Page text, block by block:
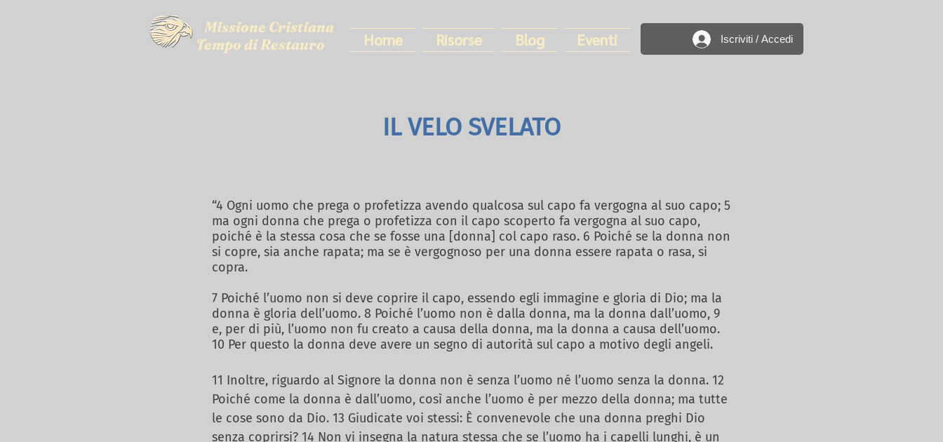
Missione Cristiana
Tempo di Restauro
Home Risorse Blog Eventi Iscriviti / Accedi
IL VELO SVELATO
“4 Ogni uomo che prega o profetizza avendo qualcosa sul capo fa vergogna al suo capo; 5
ma ogni donna che prega o profetizza con il capo scoperto fa vergogna al suo capo,
poiché è la stessa cosa che se fosse una [donna] col capo raso. 6 Poiché se la donna non
si copre, sia anche rapata; ma se è vergognoso per una donna essere rapata o rasa, si
copra.
7 Poiché l’uomo non si deve coprire il capo, essendo egli immagine e gloria di Dio; ma la
donna è gloria dell’uomo. 8 Poiché l’uomo non è dalla donna, ma la donna dall’uomo, 9
e, per di più, l’uomo non fu creato a causa della donna, ma la donna a causa dell’uomo.
10 Per questo la donna deve avere un segno di autorità sul capo a motivo degli angeli.
11 Inoltre, riguardo al Signore la donna non è senza l’uomo né l’uomo senza la donna. 12
Poiché come la donna è dall’uomo, così anche l’uomo è per mezzo della donna; ma tutte
le cose sono da Dio. 13 Giudicate voi stessi: È convenevole che una donna preghi Dio
senza coprirsi? 14 Non vi insegna la natura stessa che se l’uomo ha i capelli lunghi, è un